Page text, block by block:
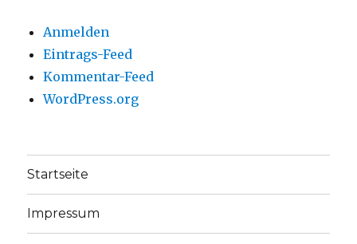
Anmelden
Eintrags-Feed
Kommentar-Feed
WordPress.org
Startseite
Impressum